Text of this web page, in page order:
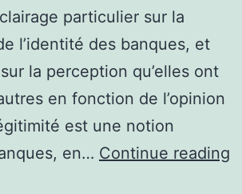
particulier sur la
l’identité des banques, et
la perception qu’elles ont
en fonction de l’opinion
est une notion
en… Continue reading